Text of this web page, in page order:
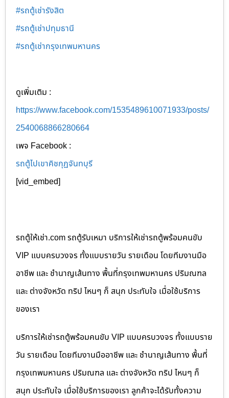
#รถตู้เช่ารังสิต
#รถตู้เช่าปทุมธานี
#รถตู้เช่ากรุงเทพมหานคร
ดูเพิ่มเติม :
https://www.facebook.com/1535489610071933/posts/
2540068866280664
เพจ Facebook :
รถตู้ไปเขาคิชกุฏจันทบุรี
[vid_embed]
รถตู้ให้เช่า.com รถตู้รับเหมา บริการให้เช่ารถตู้พร้อมคนขับ
VIP แบบครบวงจร ทั้งแบบรายวัน รายเดือน โดยทีมงานมือ
อาชีพ และ ชำนาญเส้นทาง พื้นที่กรุงเทพมหานคร ปริมณฑล
และ ต่างจังหวัด ทริป ไหนๆ ก็ สนุก ประทับใจ เมื่อใช้บริการ
ของเรา
บริการให้เช่ารถตู้พร้อมคนขับ VIP แบบครบวงจร ทั้งแบบราย
วัน รายเดือน โดยทีมงานมืออาชีพ และ ชำนาญเส้นทาง พื้นที่
กรุงเทพมหานคร ปริมณฑล และ ต่างจังหวัด ทริป ไหนๆ ก็
สนุก ประทับใจ เมื่อใช้บริการของเรา ลูกค้าจะได้รับทั้งความ